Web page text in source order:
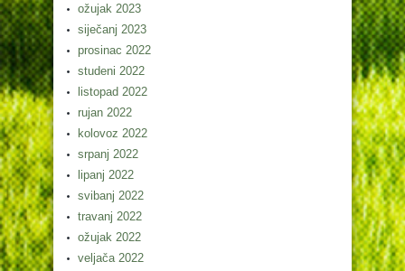
ožujak 2023
siječanj 2023
prosinac 2022
studeni 2022
listopad 2022
rujan 2022
kolovoz 2022
srpanj 2022
lipanj 2022
svibanj 2022
travanj 2022
ožujak 2022
veljača 2022